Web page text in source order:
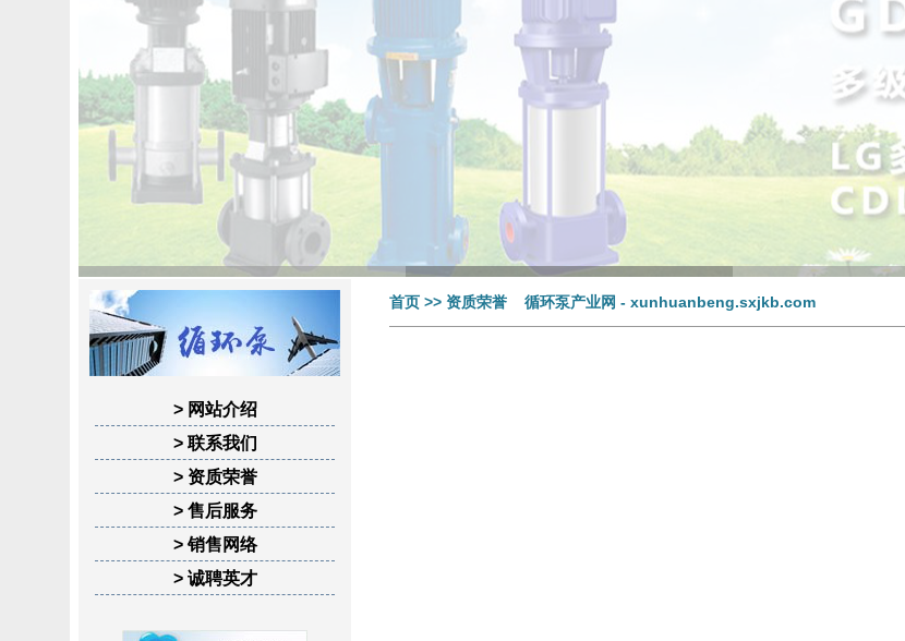
> 网站介绍
> 联系我们
> 资质荣誉
> 售后服务
> 销售网络
> 诚聘英才
首页 >> 资质荣誉 循环泵产业网 - xunhuanbeng.sxjkb.com